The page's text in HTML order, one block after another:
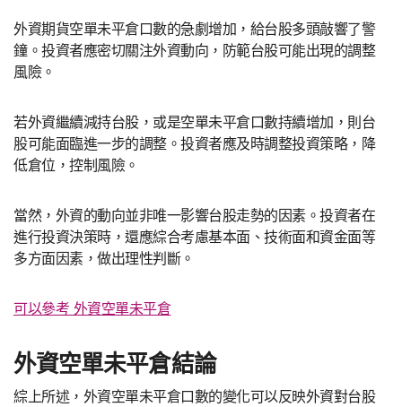
外資期貨空單未平倉口數的急劇增加，給台股多頭敲響了警
鐘。投資者應密切關注外資動向，防範台股可能出現的調整
風險。
若外資繼續減持台股，或是空單未平倉口數持續增加，則台
股可能面臨進一步的調整。投資者應及時調整投資策略，降
低倉位，控制風險。
當然，外資的動向並非唯一影響台股走勢的因素。投資者在
進行投資決策時，還應綜合考慮基本面、技術面和資金面等
多方面因素，做出理性判斷。
可以參考 外資空單未平倉
外資空單未平倉結論
綜上所述，外資空單未平倉口數的變化可以反映外資對台股